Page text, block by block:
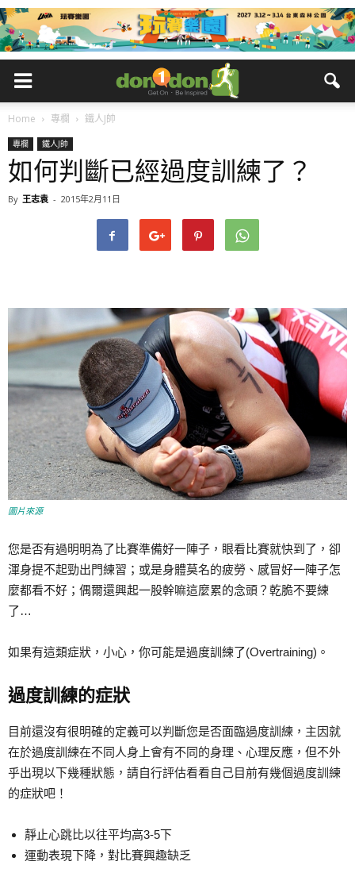
Home 專欄 鐵人J帥
專欄 鐵人J帥
如何判斷已經過度訓練了？
By 王志袁 - 2015年2月11日
圖片來源
您是否有過明明為了比賽準備好一陣子，眼看比賽就快到了，卻
渾身提不起勁出門練習；或是身體莫名的疲勞、感冒好一陣子怎
麼都看不好；偶爾還興起一股幹嘛這麼累的念頭？乾脆不要練
了…
如果有這類症狀，小心，你可能是過度訓練了(Overtraining)。
過度訓練的症狀
目前還沒有很明確的定義可以判斷您是否面臨過度訓練，主因就
在於過度訓練在不同人身上會有不同的身理、心理反應，但不外
乎出現以下幾種狀態，請自行評估看看自己目前有幾個過度訓練
的症狀吧！
靜止心跳比以往平均高3-5下
運動表現下降，對比賽興趣缺乏